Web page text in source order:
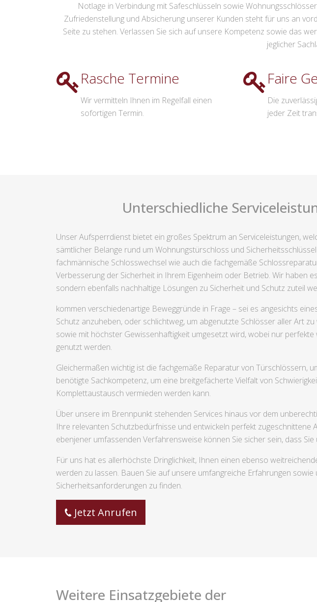
Notlage in Verbindung mit Safeschlüsseln sowie
Zufriedenstellung und Absicherung unserer Kunden steht für uns an
Seite zu stehen. Verlassen Sie sich auf unsere Kompetenz sowie das
jeglicher
Rasche Termine
Wir vermitteln Ihnen im Regelfall einen
sofortigen Termin.
Faire
Die
jeder Zeit
Unterschiedliche
Unser Aufsperrdienst bietet ein großes Spektrum an Serviceleistungen,
sämtlicher Belange rund um Wohnungstürschloss und
fachmännische Schlosswechsel wie auch die fachgemäße
Verbesserung der Sicherheit in Ihrem Eigenheim oder Betrieb. Wir haben
sondern ebenfalls nachhaltige Lösungen zu Sicherheit und Schutz zuteil
kommen verschiedenartige Beweggründe in Frage – sei es angesichts
Schutz anzuheben, oder schlichtweg, um abgenutzte Schlösser aller Art
sowie mit höchster Gewissenhaftigkeit umgesetzt wird, wobei nur
genutzt werden.
Gleichermaßen wichtig ist die fachgemäße Reparatur von Türschlössern,
benötigte Sachkompetenz, um eine breitgefächerte Vielfalt von
Komplettaustausch vermieden werden kann.
Über unsere im Brennpunkt stehenden Services hinaus vor dem
Ihre relevanten Schutzbedürfnisse und entwickeln perfekt
ebenjener umfassenden Verfahrensweise können Sie sicher sein, dass
Für uns hat es allerhöchste Dringlichkeit, Ihnen einen ebenso
werden zu lassen. Bauen Sie auf unsere umfangreiche Erfahrungen
Sicherheitsanforderungen zu finden.
Jetzt Anrufen
Weitere Einsatzgebiete der